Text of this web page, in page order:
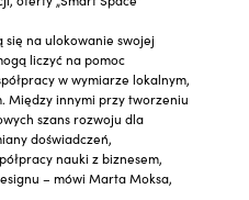
się na ulokowanie swojej
liczyć na pomoc
w wymiarze lokalnym,
Między innymi przy tworzeniu
szans rozwoju dla
doświadczeń,
nauki z biznesem,
– mówi Marta Moksa,